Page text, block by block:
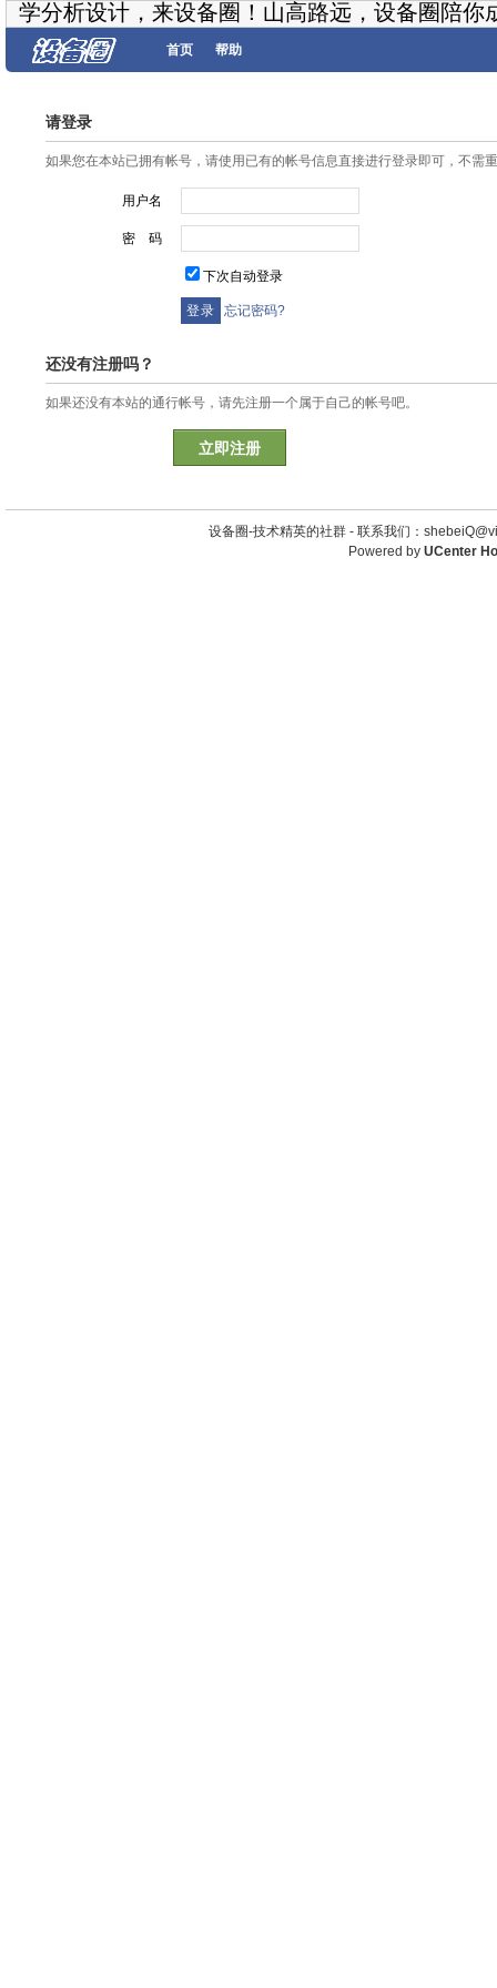
学分析设计，来设备圈！山高路远，设备圈陪你
首页 帮助
请登录
如果您在本站已拥有帐号，请使用已有的帐号信息直接进行登录即可，不需
用户名
密 码
下次自动登录
忘记密码?
还没有注册吗？
如果还没有本站的通行帐号，请先注册一个属于自己的帐号吧。
立即注册
设备圈-技术精英的社群 - 联系我们：
Powered by UCenter